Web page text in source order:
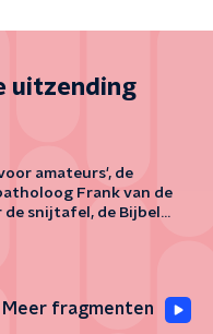
uitzending
amateurs', de
Frank van de
de snijtafel, de Bijbel
Meer fragmenten